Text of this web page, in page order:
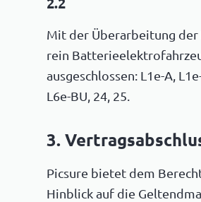
Mit der Überarbeitung der
rein
ausgeschlossen: L1e-A,
L6e-BU, 24, 25.
3.
Picsure bietet dem
Hinblick auf die